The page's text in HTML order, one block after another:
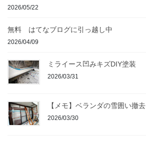
2026/05/22
無料 はてなブログに引っ越し中
2026/04/09
ミライース凹みキズDIY塗装
2026/03/31
【メモ】ベランダの雪囲い撤去
2026/03/30